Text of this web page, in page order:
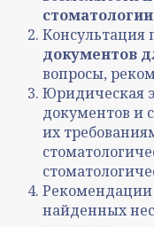
стоматологии
Консультация
документов
вопросы,
Юридическая
документов и
их
Рекомендации
найденных